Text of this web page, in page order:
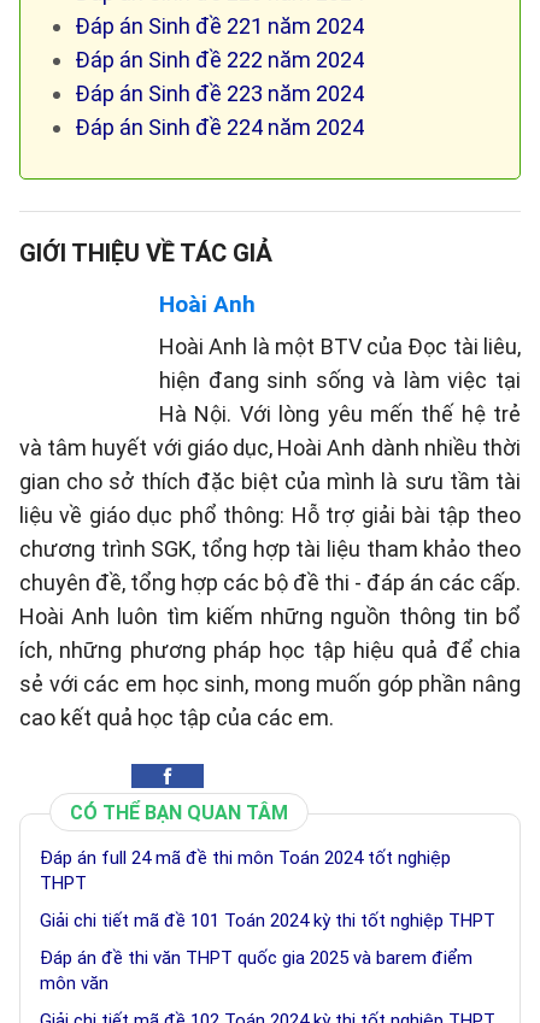
Đáp án Sinh đề 221 năm 2024
Đáp án Sinh đề 222 năm 2024
Đáp án Sinh đề 223 năm 2024
Đáp án Sinh đề 224 năm 2024
GIỚI THIỆU VỀ TÁC GIẢ
Hoài Anh
Hoài Anh là một BTV của Đọc tài liêu,
hiện đang sinh sống và làm việc tại
Hà Nội. Với lòng yêu mến thế hệ trẻ
và tâm huyết với giáo dục, Hoài Anh dành nhiều thời
gian cho sở thích đặc biệt của mình là sưu tầm tài
liệu về giáo dục phổ thông: Hỗ trợ giải bài tập theo
chương trình SGK, tổng hợp tài liệu tham khảo theo
chuyên đề, tổng hợp các bộ đề thi - đáp án các cấp.
Hoài Anh luôn tìm kiếm những nguồn thông tin bổ
ích, những phương pháp học tập hiệu quả để chia
sẻ với các em học sinh, mong muốn góp phần nâng
cao kết quả học tập của các em.
CÓ THỂ BẠN QUAN TÂM
Đáp án full 24 mã đề thi môn Toán 2024 tốt nghiệp
THPT
Giải chi tiết mã đề 101 Toán 2024 kỳ thi tốt nghiệp THPT
Đáp án đề thi văn THPT quốc gia 2025 và barem điểm
môn văn